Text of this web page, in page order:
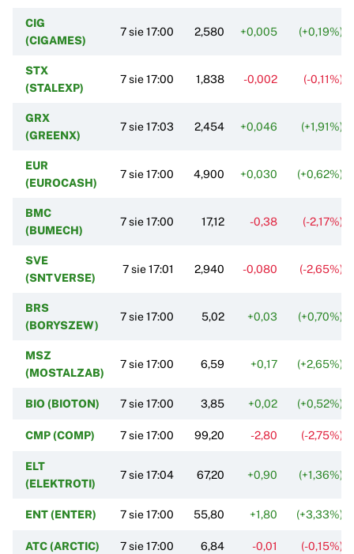
CIG
(CIGAMES)
7 sie 17:00 2,580 +0,005 (+0,19%)
STX
(STALEXP)
7 sie 17:00 1,838 -0,002 (-0,11%)
GRX
(GREENX)
7 sie 17:03 2,454 +0,046 (+1,91%)
EUR
(EUROCASH)
7 sie 17:00 4,900 +0,030 (+0,62%)
BMC
(BUMECH)
7 sie 17:00 17,12 -0,38 (-2,17%)
SVE
(SNTVERSE)
7 sie 17:01 2,940 -0,080 (-2,65%)
BRS
(BORYSZEW)
7 sie 17:00 5,02 +0,03 (+0,70%)
MSZ
(MOSTALZAB)
7 sie 17:00 6,59 +0,17 (+2,65%)
BIO (BIOTON) 7 sie 17:00 3,85 +0,02 (+0,52%)
CMP (COMP) 7 sie 17:00 99,20 -2,80 (-2,75%)
ELT
(ELEKTROTI)
7 sie 17:04 67,20 +0,90 (+1,36%)
ENT (ENTER) 7 sie 17:00 55,80 +1,80 (+3,33%)
ATC (ARCTIC) 7 sie 17:00 6,84 -0,01 (-0,15%)